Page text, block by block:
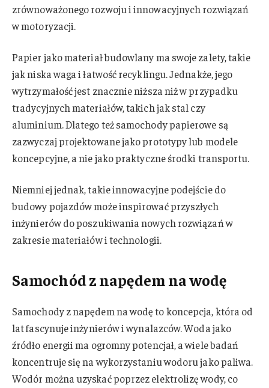
zrównoważonego rozwoju i innowacyjnych rozwiązań
w motoryzacji.
Papier jako materiał budowlany ma swoje zalety, takie
jak niska waga i łatwość recyklingu. Jednakże, jego
wytrzymałość jest znacznie niższa niż w przypadku
tradycyjnych materiałów, takich jak stal czy
aluminium. Dlatego też samochody papierowe są
zazwyczaj projektowane jako prototypy lub modele
koncepcyjne, a nie jako praktyczne środki transportu.
Niemniej jednak, takie innowacyjne podejście do
budowy pojazdów może inspirować przyszłych
inżynierów do poszukiwania nowych rozwiązań w
zakresie materiałów i technologii.
Samochód z napędem na wodę
Samochody z napędem na wodę to koncepcja, która od
lat fascynuje inżynierów i wynalazców. Woda jako
źródło energii ma ogromny potencjał, a wiele badań
koncentruje się na wykorzystaniu wodoru jako paliwa.
Wodór można uzyskać poprzez elektrolizę wody, co